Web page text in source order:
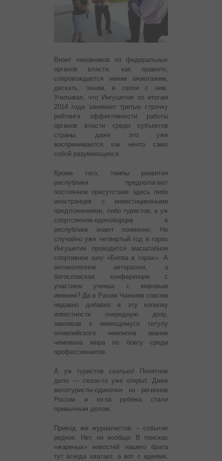
Визит чиновников из федеральных
органов власти, как правило,
сопровождается неким ажиотажем,
дескать, зачем, в связи с чем.
Учитывая, что Ингушетия по итогам
2014 года занимает третью строчку
рейтинга эффективности работы
органов власти среди субъектов
страны, даже это уже
воспринимается как нечто само
собой разумеющееся.
Кроме того, темпы развития
республики предполагают
постоянное присутствие здесь либо
иностранцев с инвестиционными
предложениями, либо туристов, а уж
спортсменов-единоборцев в
республике знают поименно. Не
случайно уже четвертый год в горах
Ингушетии проводится масштабное
спортивное шоу «Битва в горах». А
великолепное авторалли, а
богословская конференция с
участием ученых с мировым
именем? Да и Рахим Чахкиев совсем
недавно добавил в эту копилку
известности очередную дозу,
завоевав к имеющемуся титулу
олимпийского чемпиона звание
чемпиона мира по боксу среди
профессионалов.
А уж туристов сколько! Понятное
дело — сезон-то уже открыт. Даже
велотуристы-одиночки из регионов
России и из-за рубежа стали
привычным делом.
Приезд же журналистов – событие
редкое. Нет, не вообще. В поисках
«жареных» новостей нашего брата
тут всегда хватает, а вот с идеями,